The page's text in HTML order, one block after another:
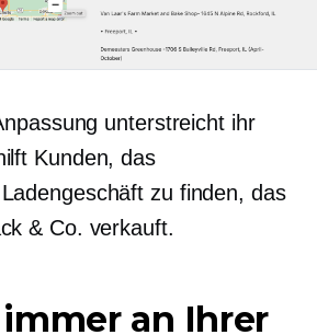
unterstreicht ihr
Kunden, das
zu finden, das
& Co. verkauft.
an Ihrer